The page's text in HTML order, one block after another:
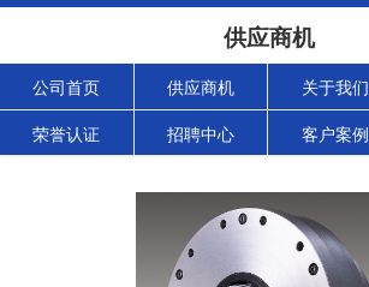
供应商机
公司首页 供应商机 关于我们
荣誉认证 招聘中心 客户案例